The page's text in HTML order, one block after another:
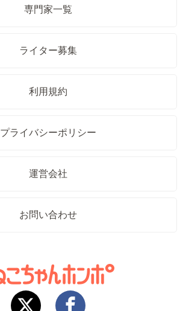
専門家一覧
ライター募集
利用規約
プライバシーポリシー
運営会社
お問い合わせ